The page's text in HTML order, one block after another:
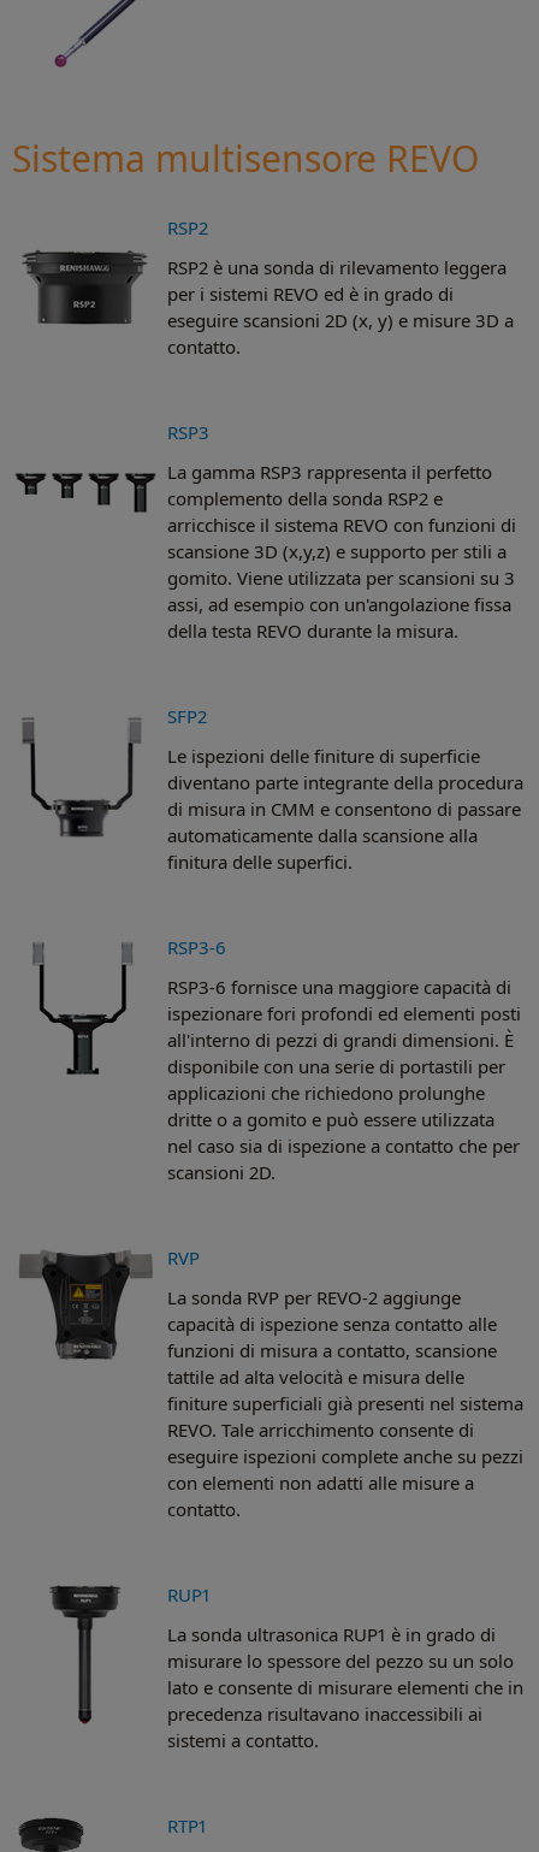
Sistema multisensore REVO
RSP2
RSP2 è una sonda di rilevamento leggera
per i sistemi REVO ed è in grado di
eseguire scansioni 2D (x, y) e misure 3D a
contatto.
RSP3
La gamma RSP3 rappresenta il perfetto
complemento della sonda RSP2 e
arricchisce il sistema REVO con funzioni di
scansione 3D (x,y,z) e supporto per stili a
gomito. Viene utilizzata per scansioni su 3
assi, ad esempio con un'angolazione fissa
della testa REVO durante la misura.
SFP2
Le ispezioni delle finiture di superficie
diventano parte integrante della procedura
di misura in CMM e consentono di passare
automaticamente dalla scansione alla
finitura delle superfici.
RSP3-6
RSP3-6 fornisce una maggiore capacità di
ispezionare fori profondi ed elementi posti
all'interno di pezzi di grandi dimensioni. È
disponibile con una serie di portastili per
applicazioni che richiedono prolunghe
dritte o a gomito e può essere utilizzata
nel caso sia di ispezione a contatto che per
scansioni 2D.
RVP
La sonda RVP per REVO-2 aggiunge
capacità di ispezione senza contatto alle
funzioni di misura a contatto, scansione
tattile ad alta velocità e misura delle
finiture superficiali già presenti nel sistema
REVO. Tale arricchimento consente di
eseguire ispezioni complete anche su pezzi
con elementi non adatti alle misure a
contatto.
RUP1
La sonda ultrasonica RUP1 è in grado di
misurare lo spessore del pezzo su un solo
lato e consente di misurare elementi che in
precedenza risultavano inaccessibili ai
sistemi a contatto.
RTP1